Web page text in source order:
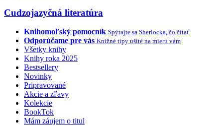
Cudzojazyčná literatúra
Knihomoľský pomocník Spýtajte sa Sherlocka, čo čítať
Odporúčame pre vás Knižné tipy ušité na mieru vám
Všetky knihy
Knihy roka 2025
Bestsellery
Novinky
Pripravované
Akcie a zľavy
Kolekcie
BookTok
Mám záujem o titul